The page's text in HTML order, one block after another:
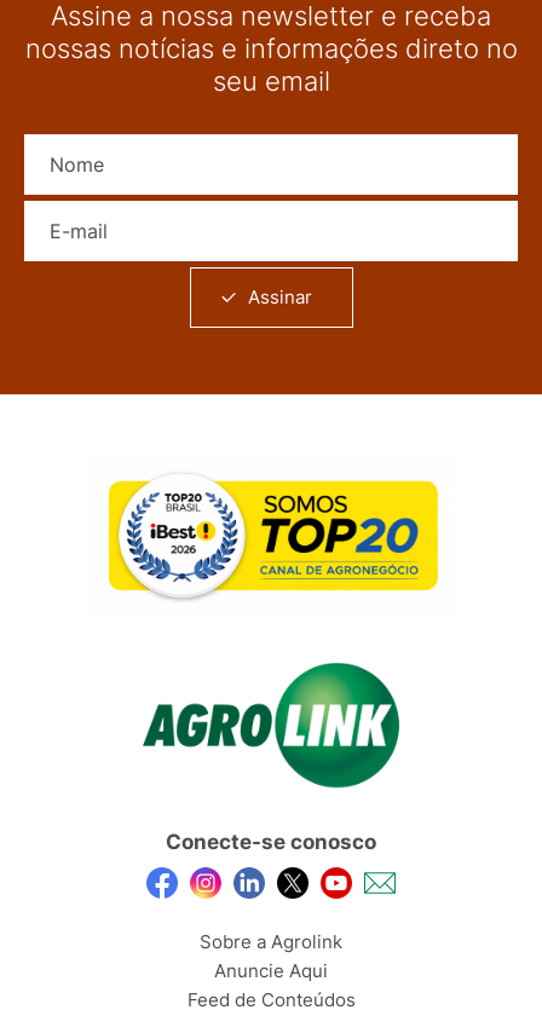
Assine a nossa newsletter e receba
nossas notícias e informações direto no
seu email
Assinar
Conecte-se conosco
Sobre a Agrolink
Anuncie Aqui
Feed de Conteúdos